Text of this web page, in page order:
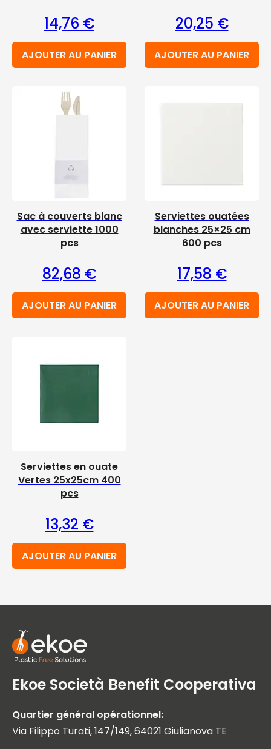
14,76 €
AJOUTER AU PANIER
20,25 €
AJOUTER AU PANIER
Sac à couverts blanc
avec serviette 1000
pcs
82,68 €
AJOUTER AU PANIER
Serviettes ouatées
blanches 25×25 cm
600 pcs
17,58 €
AJOUTER AU PANIER
Serviettes en ouate
Vertes 25x25cm 400
pcs
13,32 €
AJOUTER AU PANIER
Ekoe Società Benefit Cooperativa
Quartier général opérationnel:
Via Filippo Turati, 147/149, 64021 Giulianova TE